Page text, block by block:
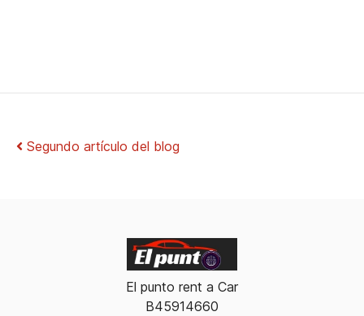
Navegación de artículos
Segundo artículo del blog
El punto rent a Car
B45914660